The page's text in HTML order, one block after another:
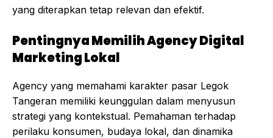
yang diterapkan tetap relevan dan efektif.
Pentingnya Memilih Agency Digital
Marketing Lokal
Agency yang memahami karakter pasar Legok
Tangeran memiliki keunggulan dalam menyusun
strategi yang kontekstual. Pemahaman terhadap
perilaku konsumen, budaya lokal, dan dinamika